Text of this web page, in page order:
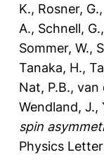
K., Rosner, G.,
A., Schnell, G.,
Sommer, W.,
Tanaka, H.,
Nat, P.B., van
Wendland, J.,
spin
Physics